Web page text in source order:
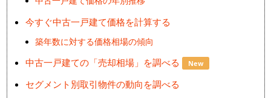
今すぐ中古一戸建て価格を計算する
築年数に対する価格相場の傾向
中古一戸建ての「売却相場」を調べる New
セグメント別取引物件の動向を調べる